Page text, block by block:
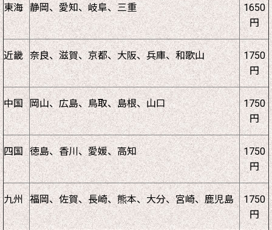
東海 静岡、愛知、岐阜、三重
1650
円
近畿 奈良、滋賀、京都、大阪、兵庫、和歌山
1750
円
中国 岡山、広島、鳥取、島根、山口
1750
円
四国 徳島、香川、愛媛、高知
1750
円
九州 福岡、佐賀、長崎、熊本、大分、宮崎、鹿児島
1750
円